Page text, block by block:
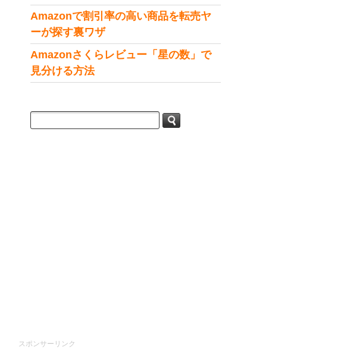
Amazonで割引率の高い商品を転売ヤ
ーが探す裏ワザ
Amazonさくらレビュー「星の数」で
見分ける方法
スポンサーリンク